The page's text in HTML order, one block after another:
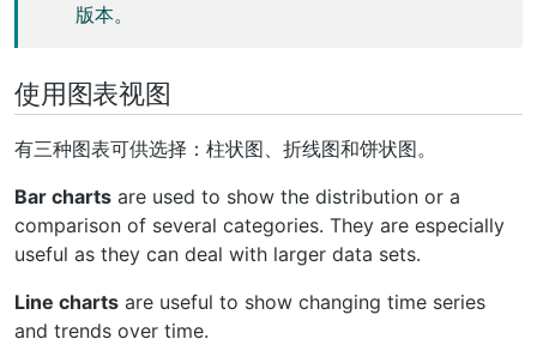
版本。
使用图表视图
有三种图表可供选择：柱状图、折线图和饼状图。
Bar charts are used to show the distribution or a
comparison of several categories. They are especially
useful as they can deal with larger data sets.
Line charts are useful to show changing time series
and trends over time.